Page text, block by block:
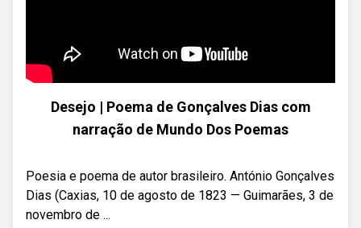
Desejo | Poema de Gonçalves Dias com
narração de Mundo Dos Poemas
Poesia e poema de autor brasileiro. António Gonçalves
Dias (Caxias, 10 de agosto de 1823 — Guimarães, 3 de
novembro de ...